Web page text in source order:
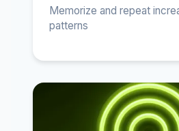
Memorize and repeat
patterns